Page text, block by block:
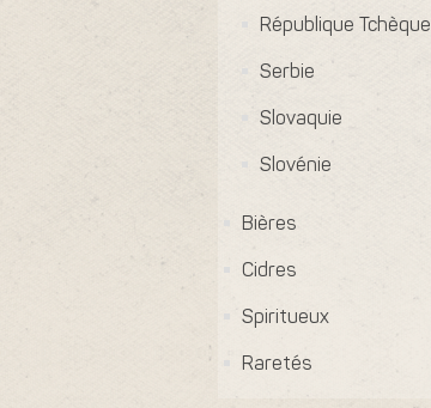
République Tchèque
Serbie
Slovaquie
Slovénie
Bières
Cidres
Spiritueux
Raretés